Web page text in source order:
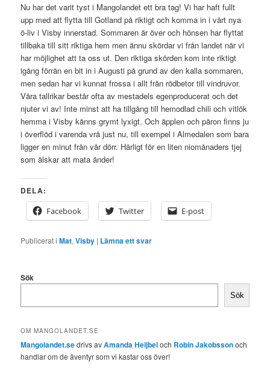
Nu har det varit tyst i Mangolandet ett bra tag! Vi har haft fullt
upp med att flytta till Gotland på riktigt och komma in i vårt nya
ö-liv i Visby innerstad. Sommaren är över och hönsen har flyttat
tillbaka till sitt riktiga hem men ännu skördar vi från landet när vi
har möjlighet att ta oss ut. Den riktiga skörden kom inte riktigt
igång förrän en bit in i Augusti på grund av den kalla sommaren,
men sedan har vi kunnat frossa i allt från rödbetor till vindruvor.
Våra tallrikar består ofta av mestadels egenproducerat och det
njuter vi av! Inte minst att ha tillgång till hemodlad chili och vitlök
hemma i Visby känns grymt lyxigt. Och äpplen och päron finns ju
i överflöd i varenda vrå just nu, till exempel i Almedalen som bara
ligger en minut från vår dörr. Härligt för en liten niomånaders tjej
som älskar att mata änder!
DELA:
Facebook
Twitter E-post
Publicerat i Mat,Visby | Lämna ett svar
Sök
Sök
OM MANGOLANDET.SE
Mangolandet.sedrivs avAmanda Heijbeloch Robin Jakobssonoch
handlar om de äventyr som vi kastar oss över!